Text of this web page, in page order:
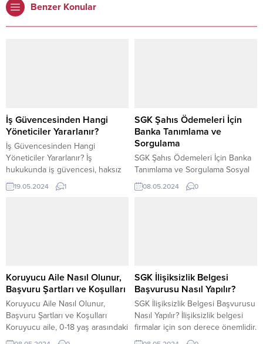
Benzer Konular
İş Güvencesinden Hangi
Yöneticiler Yararlanır?
İş Güvencesinden Hangi
Yöneticiler Yararlanır? İş
hukukunda iş güvencesi, haksız
yere işten çıkarılan işçiye
mahkeme kararına göre yeniden
yöneticilerin iş güvencesinden
yararlanıp hangilerinin
yararlanmayacağı konusunda
görüş birliği yoktur. İş
Güvencesi...
19.05.2024 1
SGK Şahıs Ödemeleri İçin
Banka Tanımlama ve
Sorgulama
SGK Şahıs Ödemeleri İçin Banka
Tanımlama ve Sorgulama Sosyal
Güvenlik Kurumu’ndan (SGK)
yapılan çeşitli geri ödemeler,
prosedürü, onay koşulları, ödeme
tahsilatı ve sevk sürecine ilişkin
çeşitli detaylar yer alıyor. Bu...
08.05.2024 0
Koruyucu Aile Nasıl Olunur,
Başvuru Şartları ve Koşulları
Koruyucu Aile Nasıl Olunur,
Başvuru Şartları ve Koşulları
Koruyucu aile, 0-18 yaş arasındaki
gelişim çağında bulunan
SGK İlişiksizlik Belgesi
Başvurusu Nasıl Yapılır?
SGK İlişiksizlik Belgesi Başvurusu
Nasıl Yapılır? İlişiksizlik belgesi
firmalar için son derece önemlidir.
İşletmeler faaliyetleri için bu